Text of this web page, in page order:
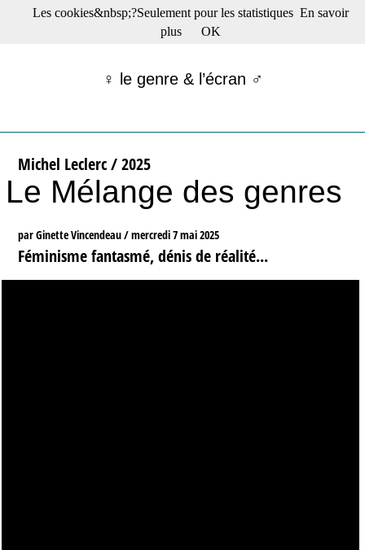
☰ Menu
Films récents
Tribunes
Bloc-notes
Archives
S’abonner à la Lettre !
♀ le genre & l’écran ♂
Michel Leclerc / 2025
Le Mélange des genres
par Ginette Vincendeau /mercredi 7 mai 2025
Féminisme fantasmé, dénis de réalité...
Les cookies&nbsp;?Seulement pour les statistiques En savoir
plus
OK